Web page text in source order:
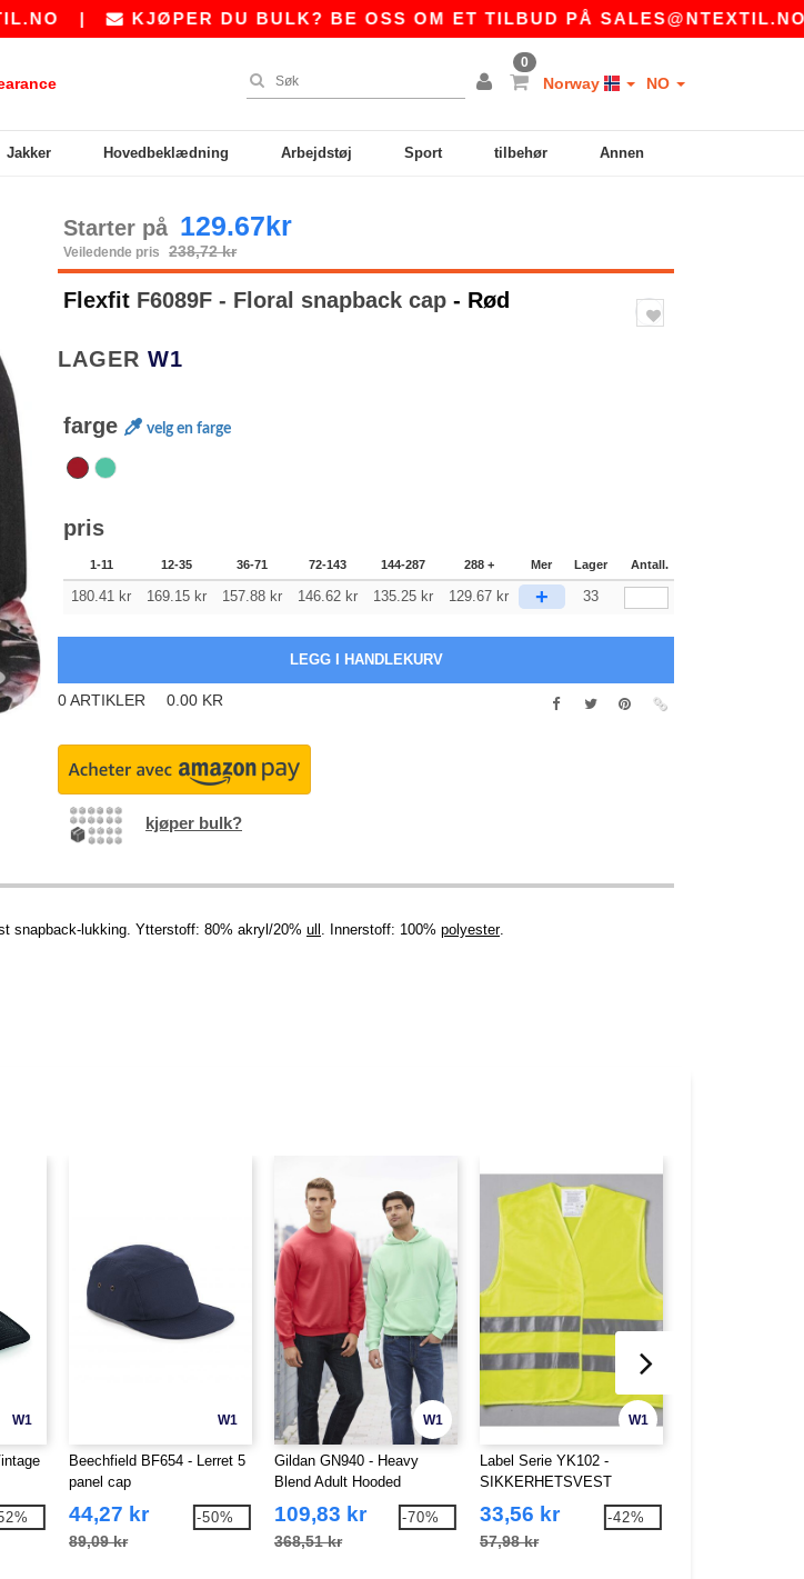
| KJØPER DU BULK? BE OSS OM ET TILBUD PÅSALES@NTEXTIL.NO|
0
Norway NO
Jakker Hovedbeklædning Arbejdstøj Sport tilbehør Annen
Starter på 129.67kr
Veiledende pris 238,72 kr
Flexfit F6089F - Floral snapback cap - Rød
LAGER W1
farge velg en farge
pris
1-11 12-35 36-71 72-143 144-287 288 + Mer Lager Antall.
180.41 kr 169.15 kr 157.88 kr 146.62 kr 135.25 kr 129.67 kr + 33
0ARTIKLER 0.00 KR
kjøper bulk?
snapback-lukking. Ytterstoff: 80% akryl/20% ull . Innerstoff: 100% polyester.
W1 W1
Beechfield BF654 - Lerret 5
panel cap
44,27 kr
89,09 kr
-50%
W1
Gildan GN940 - Heavy
Blend Adult Hooded
109,83 kr
368,51 kr
-70%
W1
Label Serie YK102 -
SIKKERHETSVEST
33,56 kr
57,98 kr
-42%